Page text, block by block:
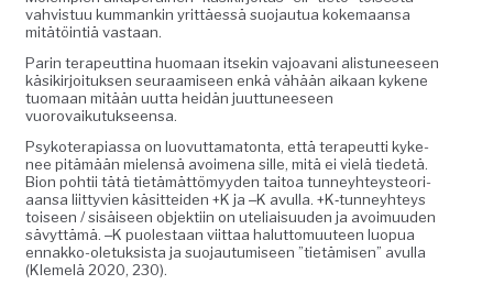
vahvis­tuu kum­mankin yrit­täessä suo­jau­tua koke­maansa
mitätöin­tiä vastaan.
Parin ter­apeut­ti­na huo­maan itsekin vajoa­vani alis­tuneeseen
käsikir­joituk­sen seu­raamiseen enkä vähään aikaan kykene
tuo­maan mitään uut­ta hei­dän juut­tuneeseen
vuorovaikutukseensa.
Psykoter­api­as­sa on luovut­tam­a­ton­ta, että ter­apeut­ti kyke­
nee pitämään mie­len­sä avoime­na sille, mitä ei vielä tiede­tä.
Bion pohtii tätä tietämät­tömyy­den taitoa tun­ney­hteysteo­ri­
aansa liit­tyvien käsit­tei­den +K ja ‒K avul­la. +K‑tunneyhteys
toiseen / sisäiseen objek­ti­in on uteliaisu­u­den ja avoimuu­den
sävyt­tämä. ‒K puolestaan viit­taa halut­to­muu­teen luop­ua
ennakko-ole­tuk­sista ja suo­jau­tu­miseen ”tietämisen” avul­la
(Klemelä 2020, 230).